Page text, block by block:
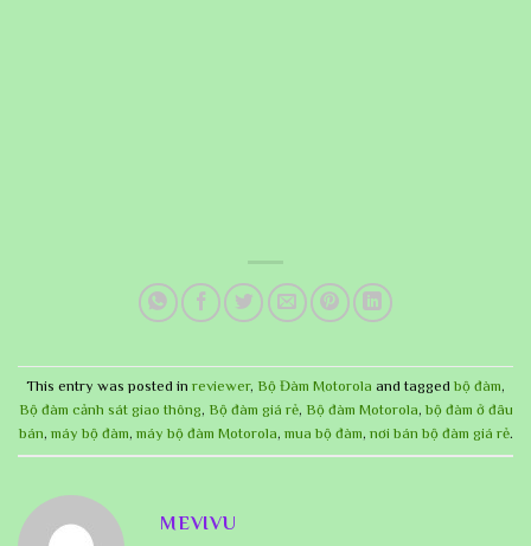
This entry was posted in reviewer, Bộ Đàm Motorola and tagged bộ đàm,
Bộ đàm cảnh sát giao thông, Bộ đàm giá rẻ, Bộ đàm Motorola, bộ đàm ở đâu
bán, máy bộ đàm, máy bộ đàm Motorola, mua bộ đàm, nơi bán bộ đàm giá rẻ.
MEVIVU